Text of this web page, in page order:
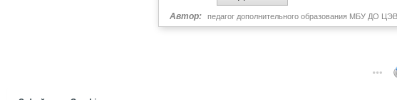
Автор: педагог дополнительного образования МБУ ДО